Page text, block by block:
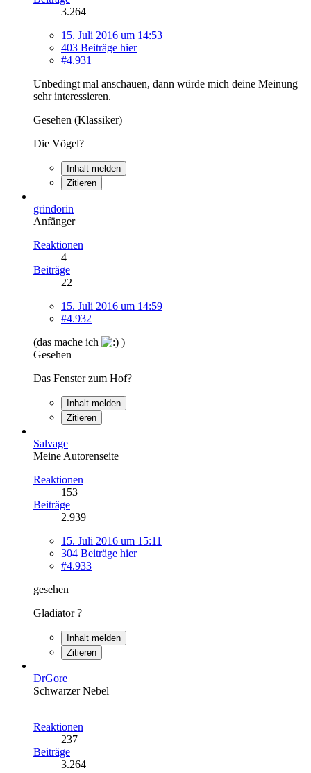
3.264
15. Juli 2016 um 14:53
403 Beiträge hier
#4.931
Unbedingt mal anschauen, dann würde mich deine Meinung
sehr interessieren.
Gesehen (Klassiker)
Die Vögel?
Inhalt melden
Zitieren
grindorin
Anfänger
Reaktionen
4
Beiträge
22
15. Juli 2016 um 14:59
#4.932
(das mache ich
)
Gesehen
Das Fenster zum Hof?
Inhalt melden
Zitieren
Salvage
Meine Autorenseite
Reaktionen
153
Beiträge
2.939
15. Juli 2016 um 15:11
304 Beiträge hier
#4.933
gesehen
Gladiator ?
Inhalt melden
Zitieren
DrGore
Schwarzer Nebel
Reaktionen
237
Beiträge
3.264